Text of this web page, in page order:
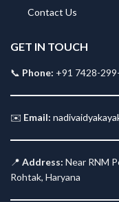
Contact Us
GET IN TOUCH
📞 Phone: +91 7428-
✉️ Email:
📍 Address: Near RNM
Rohtak, Haryana